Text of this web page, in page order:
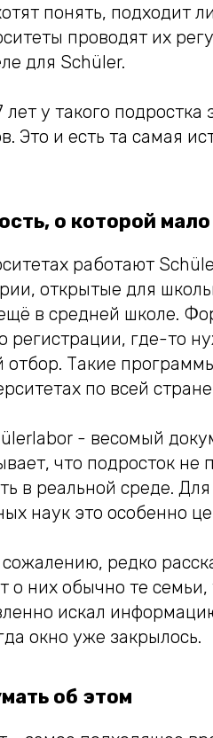
понять, подходит
проводят их
для Schüler.
у такого
Это и есть та самая
о которой мало
работают
открытые для
в средней школе.
регистрации, где-то
отбор. Такие
по всей
- весомый
что подросток не
в реальной среде.
наук это особенно
редко
о них обычно те
искал
окно уже закрылось.
об этом